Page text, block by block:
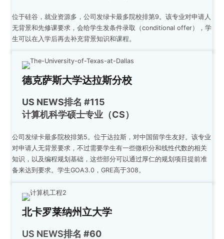
位于硅谷，就业资源多，公司发绿卡最多院校排第9。该专业对申请人
无背景和先修课要求，会给学生发条件录取（conditional offer），学
生可以在入学后再去补充背景知识和课程。
德克萨斯大学达拉斯分校
US NEWS排名 #115
计算机科学硕士专业（CS）
公司发绿卡最多院校排第5。位于达拉斯，对中国留学生友好。该专业
对申请人无背景要求，不过需要学生有一些微积分和线性代数的相关
知识，以及编程规划基础，这些部分可以通过厚仁的规划项目提前准
备来达到要求。学生GOA3.0，GRE高于308。
北卡罗莱纳州立大学
US NEWS排名 #60